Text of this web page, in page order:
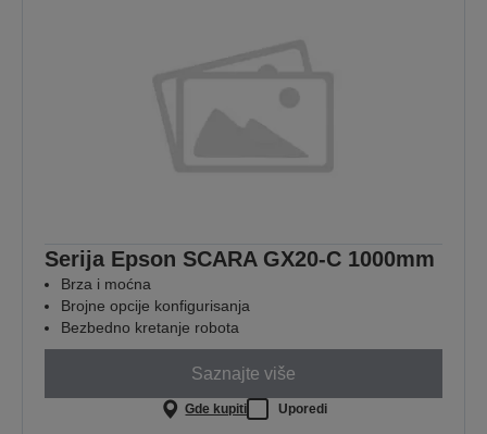
Serija Epson SCARA GX20-C 1000mm
Brza i moćna
Brojne opcije konfigurisanja
Bezbedno kretanje robota
Saznajte više
Gde kupiti Uporedi